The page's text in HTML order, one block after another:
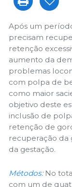
Após um
precisam
retenção
aumento da
problemas
com polpa de
como maior
objetivo deste
inclusão de
retenção de
recuperação da
da gestação.
Métodos: No
com um de